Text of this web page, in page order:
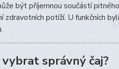
být příjemnou součástí
zdravotních potíží. U funkčních
vybrat správný čaj?